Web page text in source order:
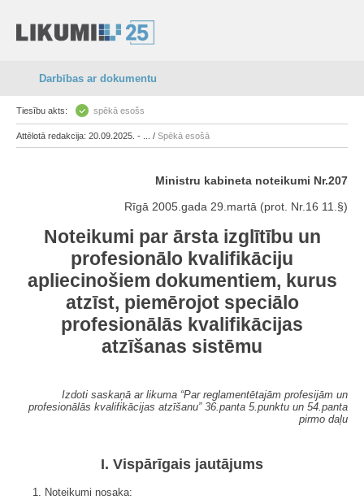
Darbības ar dokumentu
Tiesību akts: spēkā esošs
Attēlotā redakcija: 20.09.2025. - ... / Spēkā esošā
Ministru kabineta noteikumi Nr.207
Rīgā 2005.gada 29.martā (prot. Nr.16 11.§)
Noteikumi par ārsta izglītību un
profesionālo kvalifikāciju
apliecinošiem dokumentiem, kurus
atzīst, piemērojot speciālo
profesionālās kvalifikācijas
atzīšanas sistēmu
Izdoti saskaņā ar likuma “Par reglamentētajām profesijām un
profesionālās kvalifikācijas atzīšanu” 36.panta 5.punktu un 54.panta
pirmo daļu
I. Vispārīgais jautājums
1. Noteikumi nosaka: